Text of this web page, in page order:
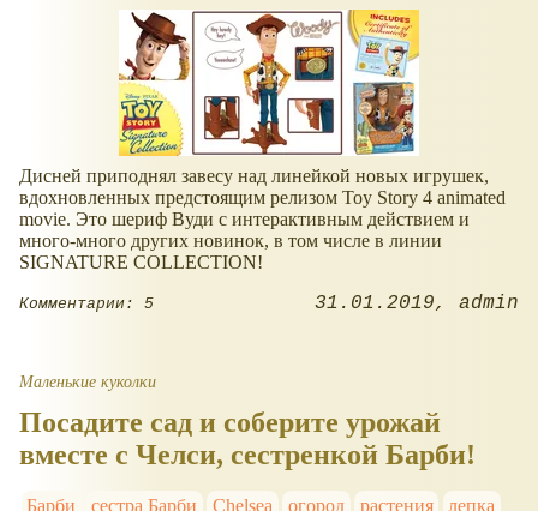
Дисней приподнял завесу над линейкой новых игрушек,
вдохновленных предстоящим релизом Toy Story 4 animated
movie. Это шериф Вуди с интерактивным действием и
много-много других новинок, в том числе в линии
SIGNATURE COLLECTION!
Комментарии: 5 31.01.2019 admin
Маленькие куколки
Посадите сад и соберите урожай
вместе с Челси, сестренкой Барби!
Барби сестра Барби Chelsea огород растения
лепка